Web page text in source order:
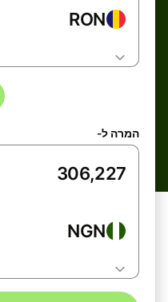
RON
המרה ל-
NGN